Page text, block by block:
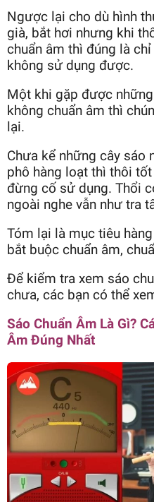
Ngược lại cho dù hình
già, bắt hơi nhưng khi
chuẩn âm thì đúng là
không sử dụng được.
Một khi gặp được
không chuẩn âm thì
lại.
Chưa kể những cây sáo
phô hàng loạt thì thôi
đừng cố sử dụng. Thổi
ngoài nghe vẫn như tra
Tóm lại là mục tiêu
bắt buộc chuẩn âm,
Để kiểm tra xem sáo
chưa, các bạn có thể
Sáo Chuẩn Âm Là Gì?
Âm Đúng Nhất